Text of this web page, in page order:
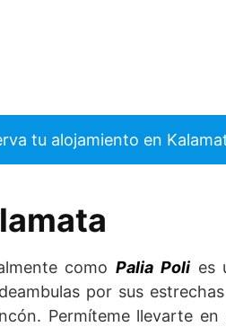
tu alojamiento en
comoPalia Polies
por sus
Permíteme llevarte